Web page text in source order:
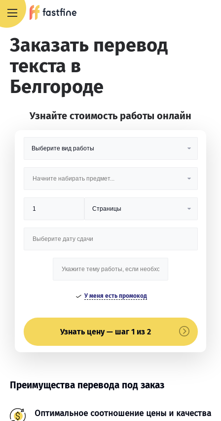
Заказать перевод
текста в
Белгороде
Узнайте стоимость работы онлайн
У меня есть промокод
Узнать цену — шаг 1 из 2
Преимущества перевода под заказ
Оптимальное соотношение цены и качества